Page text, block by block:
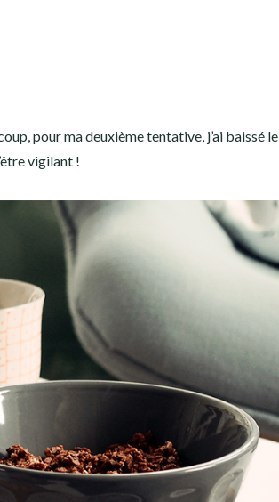
pour ma deuxième tentative, j’ai baissé le
vigilant !